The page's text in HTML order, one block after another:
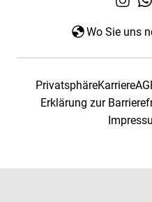
Wo Sie uns
PrivatsphäreKarriere
Erklärung zur